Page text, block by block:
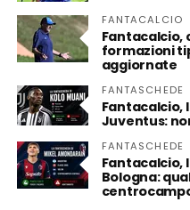
FANTACALCIO
Fantacalcio,
formazioni
aggiornate
FANTASCHEDE
Fantacalcio,
Juventus:
FANTASCHEDE
Fantacalcio,
Bologna: